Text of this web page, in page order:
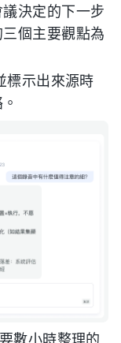
決定的下一步
個主要觀點為
標示出來源時
數小時整理的